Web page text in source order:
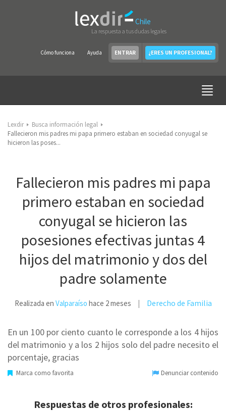
Chile
La respuesta a tus dudas legales
Cómo funciona Ayuda ENTRAR ¿ERES UN PROFESIONAL?
Lexdir
Busca información legal
Fallecieron mis padres mi papa primero estaban en sociedad conyugal se
hicieron las poses...
Fallecieron mis padres mi papa
primero estaban en sociedad
conyugal se hicieron las
posesiones efectivas juntas 4
hijos del matrimonio y dos del
padre solamente
Realizada en Valparaíso hace 2 meses Derecho de Familia
En un 100 por ciento cuanto le corresponde a los 4 hijos
del matrimonio y a los 2 hijos solo del padre necesito el
porcentaje, gracias
Marca como favorita Denunciar contenido
Respuestas de otros profesionales: